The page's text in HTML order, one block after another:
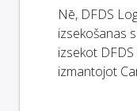
Nē, DFDS
izsekošanas
izsekot
izmantojot